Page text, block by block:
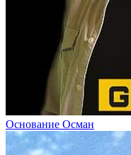
Основание Осман